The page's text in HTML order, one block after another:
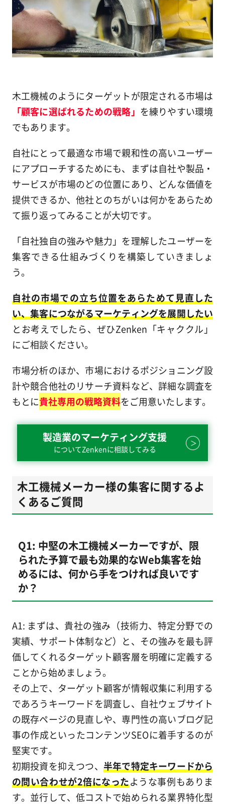
木工機械のようにターゲットが限定される市場は
「顧客に選ばれるための戦略」 を練りやすい環境
でもあります。
自社にとって最適な市場で親和性の高いユーザー
にアプローチするためにも、まずは自社や製品・
サービスが市場のどの位置にあり、どんな価値を
提供できるか、他社とのちがいは何かをあらため
て振り返ってみることが大切です。
「自社独自の強みや魅力」を理解したユーザーを
集客できる仕組みづくりを構築していきましょ
う。
自社の市場での立ち位置をあらためて見直した
い、集客につながるマーケティングを展開したい
とお考えでしたら、ぜひZenken「キャククル」
にご相談ください。
市場分析のほか、市場におけるポジショニング設
計や競合他社のリサーチ資料など、詳細な調査を
もとに貴社専用の戦略資料をご用意いたします。
製造業のマーケティング支援
についてZenkenに相談してみる
木工機械メーカー様の集客に関するよ
くあるご質問
Q1: 中堅の木工機械メーカーですが、限
られた予算で最も効果的なWeb集客を始
めるには、何から手をつければ良いです
か？
A1: まずは、貴社の強み（技術力、特定分野での
実績、サポート体制など）と、その強みを最も評
価してくれるターゲット顧客層を明確に定義する
ことから始めましょう。
その上で、ターゲット顧客が情報収集に利用する
であろうキーワードを調査し、自社ウェブサイト
の既存ページの見直しや、専門性の高いブログ記
事の作成といったコンテンツSEOに着手するのが
堅実です。
初期投資を抑えつつ、 半年で特定キーワードから
の問い合わせが2倍になったような事例もありま
す。並行して、低コストで始められる業界特化型